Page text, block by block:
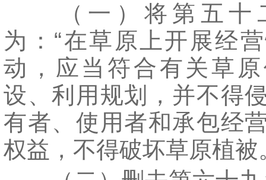
（一）将第五十
为：“在草原上开展经
动，应当符合有关草
设、利用规划，并不得
有者、使用者和承包经
权益，不得破坏草原植被